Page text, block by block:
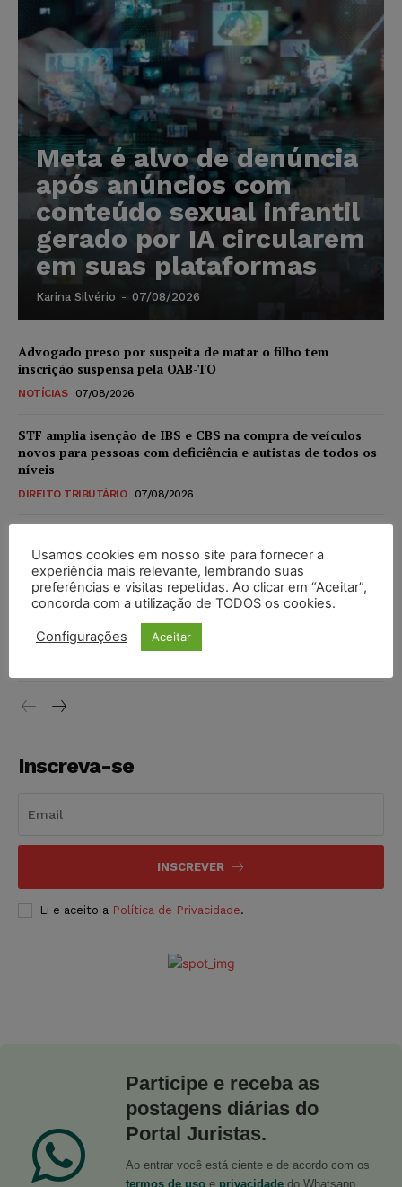
Meta é alvo de denúncia
após anúncios com
conteúdo sexual infantil
gerado por IA circularem
em suas plataformas
Karina Silvério - 07/08/2026
Advogado preso por suspeita de matar o filho tem
inscrição suspensa pela OAB-TO
NOTÍCIAS 07/08/2026
STF amplia isenção de IBS e CBS na compra de veículos
novos para pessoas com deficiência e autistas de todos os
níveis
DIREITO TRIBUTÁRIO 07/08/2026
vendia canetas emagrecedoras no local de trabalho
NOTÍCIAS 07/08/2026
Justiça de SP decreta prisão de suspeito investigado na
morte de advogado
Inscreva-se
INSCREVER
Li e aceito a Política de Privacidade.
Participe e receba as
postagens diárias do
Portal Juristas.
Ao entrar você está ciente e de acordo com os
termos de uso e privacidade do Whatsapp.
Usamos cookies em nosso site para fornecer a
experiência mais relevante, lembrando suas
preferências e visitas repetidas. Ao clicar em “Aceitar”,
concorda com a utilização de TODOS os cookies.
Configurações Aceitar